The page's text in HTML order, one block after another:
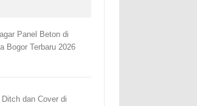
Panel Beton di
Bogor Terbaru 2026
Ditch dan Cover di